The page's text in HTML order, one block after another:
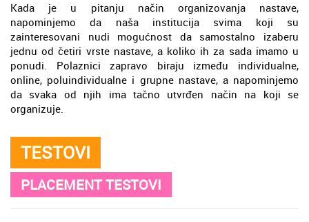
Kada je u pitanju način organizovanja nastave,
napominjemo da naša institucija svima koji su
zainteresovani nudi mogućnost da samostalno izaberu
jednu od četiri vrste nastave, a koliko ih za sada imamo u
ponudi. Polaznici zapravo biraju između individualne,
online, poluindividualne i grupne nastave, a napominjemo
da svaka od njih ima tačno utvrđen način na koji se
organizuje.
TESTOVI
PLACEMENT TESTOVI